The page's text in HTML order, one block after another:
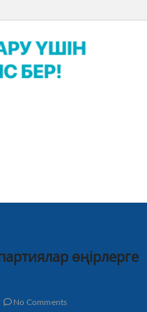
өңірлерге
No Comments